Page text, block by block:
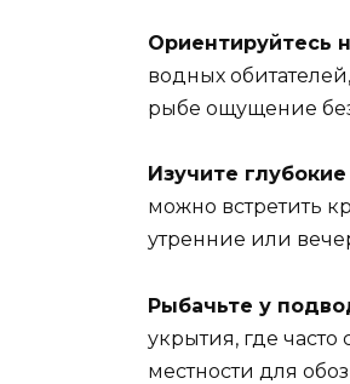
Ориентируйтесь
водных
рыбе ощущение
Изучите
можно встретить
утренние или
Рыбачьте у
укрытия, где
местности для